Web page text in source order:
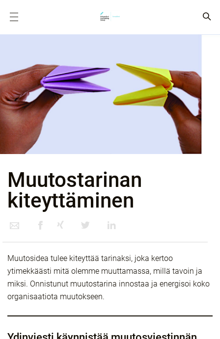
Muutostarinan
kiteyttäminen
Muutosidea tulee kiteyttää tarinaksi, joka kertoo
ytimekkäästi mitä olemme muuttamassa, millä tavoin ja
miksi. Onnistunut muutostarina innostaa ja energisoi koko
organisaatiota muutokseen.